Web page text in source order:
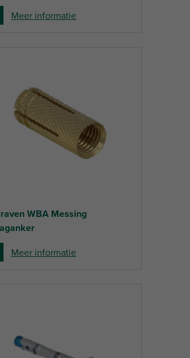
Meer informatie
WBA Messing
Meer informatie